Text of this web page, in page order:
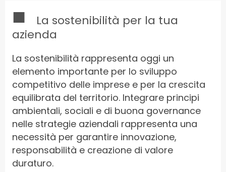
■
La sostenibilità per la tua
azienda
La sostenibilità rappresenta oggi un
elemento importante per lo sviluppo
competitivo delle imprese e per la crescita
equilibrata del territorio. Integrare principi
ambientali, sociali e di buona governance
nelle strategie aziendali rappresenta una
necessità per garantire innovazione,
responsabilità e creazione di valore
duraturo.